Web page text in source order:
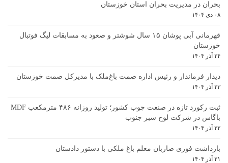
بحران در مدیریت بحران استان خوزستان
۰۸ دی ۱۴۰۴
قهرمانی آبی پوشان ۱۵ سال شوشتر و صعود به مسابقات لیگ فوتبال
خوزستان
۲۴ آذر ۱۴۰۴
دیدار فرماندار و رئیس اداره صمت باغ‌ملک با مدیرکل صمت خوزستان
۲۳ آذر ۱۴۰۴
ثبت رکورد تازه در صنعت چوب کشور؛ تولید روزانه ۴۸۶ مترمکعب MDF
باگاس در شرکت لوح سبز جنوب
۲۲ آذر ۱۴۰۴
بازداشت فوری ضاربان معلم باغ ملکی با دستور دادستان
۲۱ آذر ۱۴۰۴